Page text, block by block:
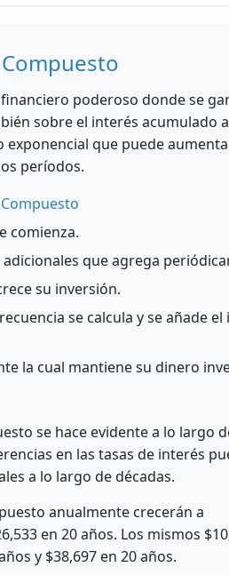
poderoso donde se
sobre el interés acumulado
que puede
períodos.
comienza.
adicionales que agrega
su inversión.
se calcula y se añade el
la cual mantiene su dinero
se hace evidente a lo largo
en las tasas de interés
a lo largo de décadas.
anualmente crecerán a
en 20 años. Los mismos
y $38,697 en 20 años.